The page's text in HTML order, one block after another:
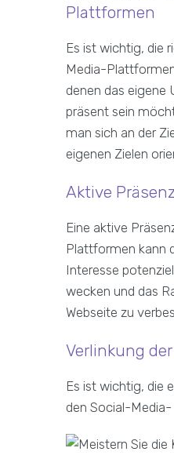
Plattformen
Es ist wichtig, die
Media-
denen das eigene
präsent sein
man sich an der
eigenen Zielen
Aktive
Eine aktive
Plattformen kann
Interesse
wecken und das
Webseite zu
Verlinkung
Es ist wichtig, die
den Social-Media-